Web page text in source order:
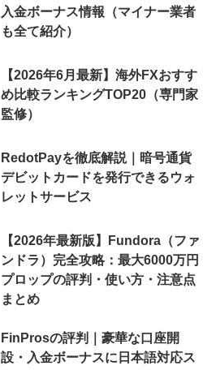
入金ボーナス情報（マイナー業者
も全て紹介）
【2026年6月最新】海外FXおすす
め比較ランキングTOP20（専門家
監修）
RedotPayを徹底解説｜暗号通貨
デビットカードを発行できるウォ
レットサービス
【2026年最新版】Fundora（ファ
ンドラ）完全攻略：最大6000万円
プロップの評判・使い方・注意点
まとめ
FinProsの評判｜豪華な口座開
設・入金ボーナスに日本語対応ス